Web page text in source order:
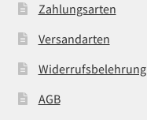
Zahlungsarten
Versandarten
Widerrufsbelehrung
AGB